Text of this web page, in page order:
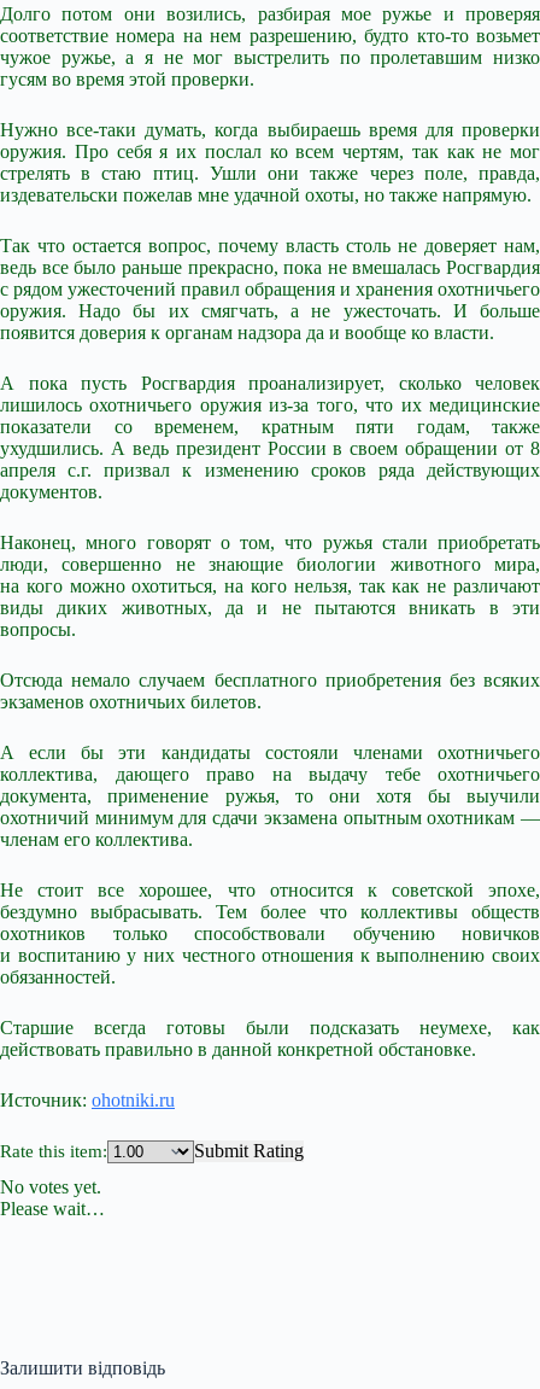
Долго потом они возились, разбирая мое ружье и проверяя
соответствие номера на нем разрешению, будто кто-то возьмет
чужое ружье, а я не мог выстрелить по пролетавшим низко
гусям во время этой проверки.
Нужно все-таки думать, когда выбираешь время для проверки
оружия. Про себя я их послал ко всем чертям, так как не мог
стрелять в стаю птиц. Ушли они также через поле, правда,
издевательски пожелав мне удачной охоты, но также напрямую.
Так что остается вопрос, почему власть столь не доверяет нам,
ведь все было раньше прекрасно, пока не вмешалась Росгвардия
с рядом ужесточений правил обращения и хранения охотничьего
оружия. Надо бы их смягчать, а не ужесточать. И больше
появится доверия к органам надзора да и вообще ко власти.
А пока пусть Росгвардия проанализирует, сколько человек
лишилось охотничьего оружия из-за того, что их медицинские
показатели со временем, кратным пяти годам, также
ухудшились. А ведь президент России в своем обращении от 8
апреля с.г. призвал к изменению сроков ряда действующих
документов.
Наконец, много говорят о том, что ружья стали приобретать
люди, совершенно не знающие биологии животного мира,
на кого можно охотиться, на кого нельзя, так как не различают
виды диких животных, да и не пытаются вникать в эти
вопросы.
Отсюда немало случаем бесплатного приобретения без всяких
экзаменов охотничьих билетов.
А если бы эти кандидаты состояли членами охотничьего
коллектива, дающего право на выдачу тебе охотничьего
документа, применение ружья, то они хотя бы выучили
охотничий минимум для сдачи экзамена опытным охотникам —
членам его коллектива.
Не стоит все хорошее, что относится к советской эпохе,
бездумно выбрасывать. Тем более что коллективы обществ
охотников только способствовали обучению новичков
и воспитанию у них честного отношения к выполнению своих
обязанностей.
Старшие всегда готовы были подсказать неумехе, как
действовать правильно в данной конкретной обстановке.
Источник: ohotniki.ru
Rate this item:
Submit Rating
No votes yet.
Please wait…
Залишити відповідь